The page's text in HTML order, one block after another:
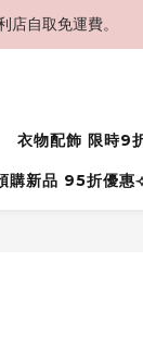
自取免運費。
衣物配飾 限時9
購新品 95折優惠